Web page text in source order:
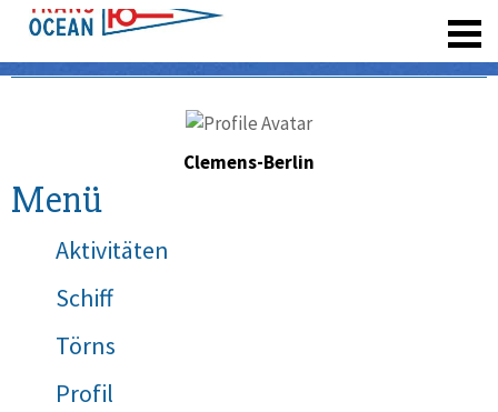
Clemens-Berlin
Menü
Aktivitäten
Schiff
Törns
Profil